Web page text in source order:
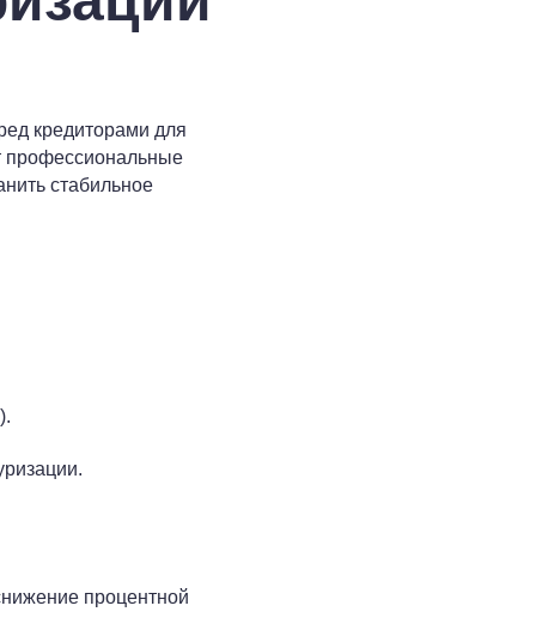
кредиторами для
профессиональные
стабильное
процентной